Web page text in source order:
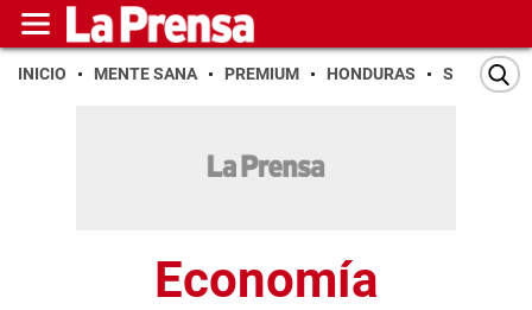
INICIO MENTE SANA PREMIUM HONDURAS SAN PEDRO
Economía